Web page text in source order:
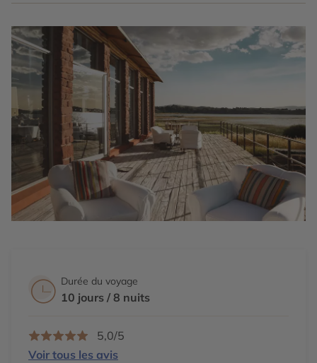
énigmatiques. De là, nous nous dirigerons vers les
terrasses de Zurite qui offrent des vues imprenables sur
cette immense pampa.
Tous les repas sont inclus durant ce séjour.
Durée du voyage
10 jours / 8 nuits
5,0/5
Voir tous les avis